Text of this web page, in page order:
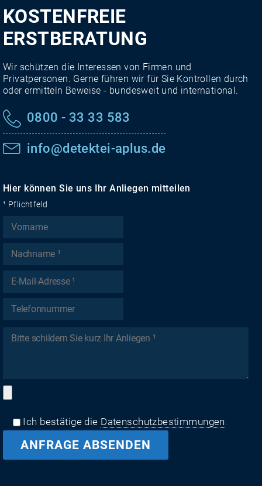
KOSTENFREIE
ERSTBERATUNG
Wir schützen die Interessen von Firmen und
Privatpersonen. Gerne führen wir für Sie Kontrollen durch
oder ermitteln Beweise - bundesweit und international.
0800 - 33 33 583
info@detektei-aplus.de
Hier können Sie uns Ihr Anliegen mitteilen
¹ Pflichtfeld
Ich bestätige die Datenschutzbestimmungen